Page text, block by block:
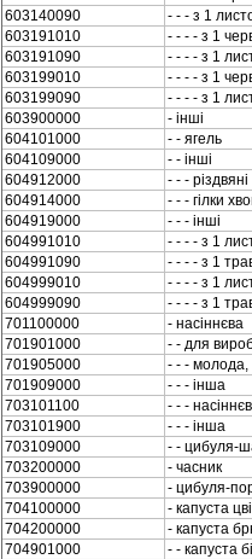
603140090
- - - з 1
603191010
- - - - з 1
603191090
- - - - з 1
603199010
- - - - з 1
603199090
- - - - з 1
603900000
- iншi
604101000
- - ягель
604109000
- - iншi
604912000
- - -
604914000
- - - гiлки
604919000
- - - iншi
604991010
- - - - з 1
604991090
- - - - з 1
604999010
- - - - з 1
604999090
- - - - з 1
701100000
- насiннєва
701901000
- - для
701905000
- - - молода,
701909000
- - - iнша
703101100
- - -
703101900
- - - iнша
703109000
- - цибуля-
703200000
- часник
703900000
- цибуля-
704100000
- капуста
704200000
- капуста
704901000
- - капуста